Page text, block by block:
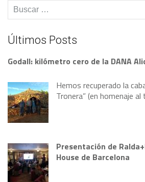
Buscar:
Últimos Posts
Godall: kilómetro cero de la DANA
Hemos recuperado la
Tronera” (en homenaje al
Presentación de
House de Barcelona